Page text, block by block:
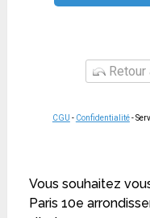
Retour
CGU - Confidentialité-
Vous souhaitez
Paris 10e